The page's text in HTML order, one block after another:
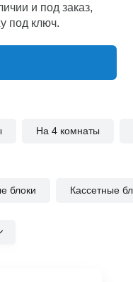
и под заказ,
под ключ.
На 4 комнаты
блоки Кассетные